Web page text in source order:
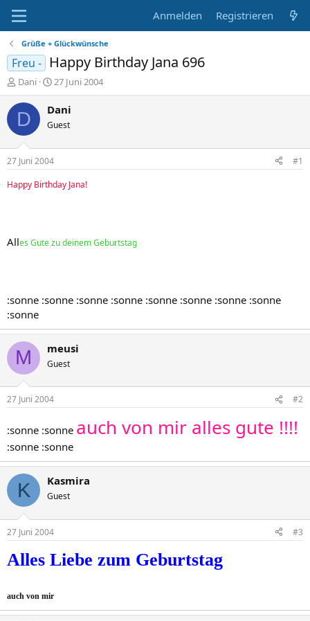
Anmelden Registrieren
Grüße + Glückwünsche
Freu - Happy Birthday Jana 696
E
r
s
e
r
Dani
E
r
s
e
t
a
27 Juni 2004
D Dani
Guest
27 Juni 2004
#1
Happy Birthday Jana!
Alles Gute zu deinem Geburtstag
:sonne :sonne :sonne :sonne :sonne :sonne :sonne :sonne
:sonne
M meusi
Guest
27 Juni 2004 #2
:sonne :sonne auch von mir alles gute !!!!
:sonne :sonne
K Kasmira
Guest
27 Juni 2004 #3
Alles Liebe zum Geburtstag
auch von mir